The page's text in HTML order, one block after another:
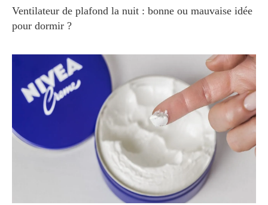
Ventilateur de plafond la nuit : bonne ou mauvaise idée
pour dormir ?